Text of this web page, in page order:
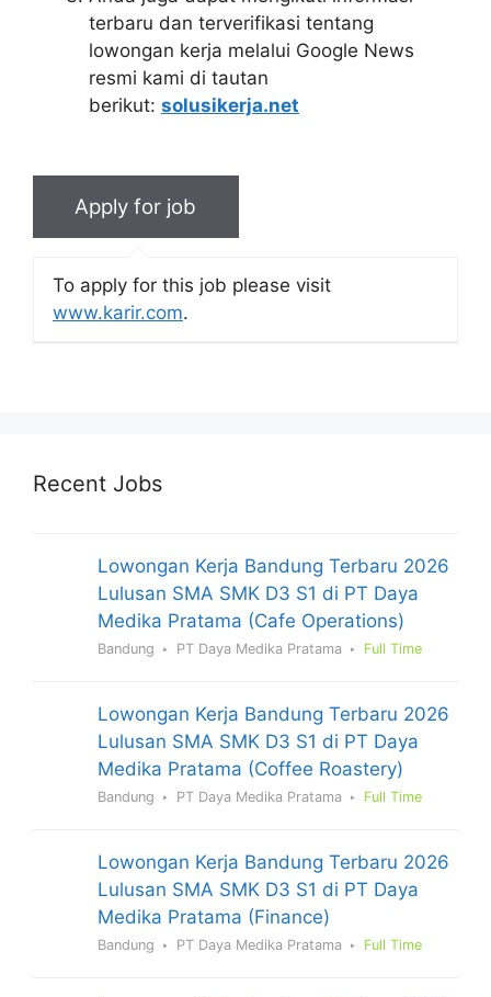
terbaru dan terverifikasi tentang
lowongan kerja melalui Google News
resmi kami di tautan
berikut: solusikerja.net
To apply for this job please visit
www.karir.com.
Recent Jobs
Lowongan Kerja Bandung Terbaru 2026
Lulusan SMA SMK D3 S1 di PT Daya
Medika Pratama (Cafe Operations)
Bandung PT Daya Medika Pratama Full Time
Lowongan Kerja Bandung Terbaru 2026
Lulusan SMA SMK D3 S1 di PT Daya
Medika Pratama (Coffee Roastery)
Bandung PT Daya Medika Pratama Full Time
Lowongan Kerja Bandung Terbaru 2026
Lulusan SMA SMK D3 S1 di PT Daya
Medika Pratama (Finance)
Bandung PT Daya Medika Pratama Full Time